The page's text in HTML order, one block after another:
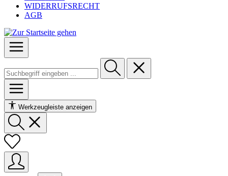
WIDERRUFSRECHT
AGB
Werkzeugleiste anzeigen